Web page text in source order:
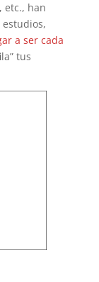
etc., han
estudios,
a ser cada
tus